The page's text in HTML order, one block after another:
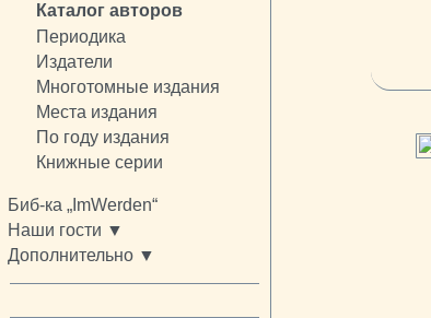
Каталог авторов
Периодика
Издатели
Многотомные издания
Места издания
По году издания
Книжные серии
Биб-ка „ImWerden“
Наши гости ▼
Дополнительно ▼